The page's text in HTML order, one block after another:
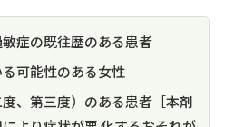
症の既往歴のある患者
可能性のある女性
、第三度）のある患者［本剤